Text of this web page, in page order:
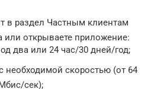
в раздел Частным клиентам
или открываете приложение:
два или 24 час/30 дней/год;
необходимой скоростью (от 64
сек);